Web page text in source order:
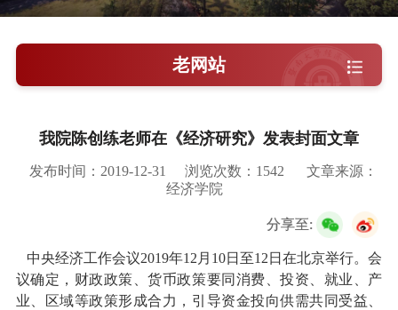
科学研究
教学培养
学院党建
人才引进
学生 访客 招聘 校友 教职工
老网站
我院陈创练老师在《经济研究》发表封面文章
发布时间：2019-12-31 浏览次数： 1542
文章来源：
经济学院
分享至:
中央经济工作会议2019年12 月 10日至12 日在北京举行。会
议确定，财政政策、货币政策要同消费、投资、就业、产
业、区域等政策形成合力，引导资金投向供需共同受益、